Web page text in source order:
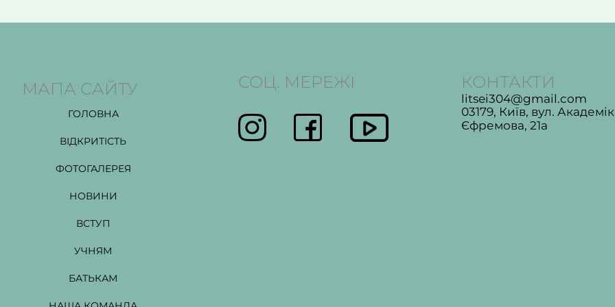
МАПА САЙТУ
ГОЛОВНА
ВІДКРИТІСТЬ
ФОТОГАЛЕРЕЯ
НОВИНИ
ВСТУП
УЧНЯМ
БАТЬКАМ
СОЦ. МЕРЕЖІ КОНТАКТИ
litsei304@gmail.com
03179, Київ, вул.
Єфремова, 21а